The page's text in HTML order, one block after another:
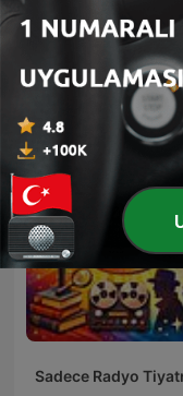
Kitap Okumaları
Sadece Radyo